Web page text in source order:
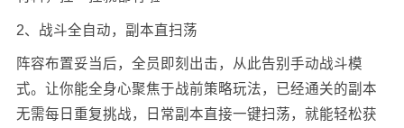
侠客道深度融入众多中国传统神话故事，在这游戏世界